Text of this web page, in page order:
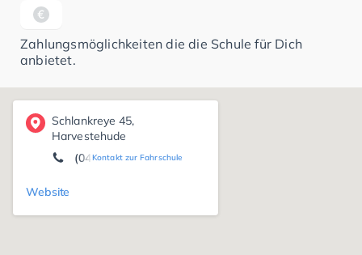
Zahlungsmöglichkeiten die die Schule für Dich
anbietet.
Schlankreye 45,
Harvestehude
Kontakt zur Fahrschule
(040) 42 91 15 11
Website